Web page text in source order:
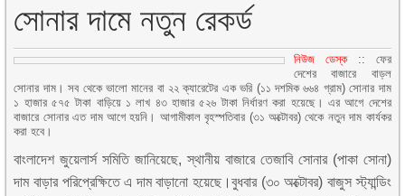
সোনার দামে নতুন রেকর্ড
নিউজ ডেস্ক :: ফের
দেশের বাজারে বাড়ল
সোনার দাম। সব থেকে ভালো মানের বা ২২ ক্যারেটের এক ভরি (১১ দশমিক ৬৬৪ গ্রাম) সোনার দাম
১ হাজার ৫৭৫ টাকা বাড়িয়ে ১ লাখ ৪৩ হাজার ৫২৬ টাকা নির্ধারণ করা হয়েছে। এর আগে দেশের
বাজারে সোনার এত দাম আগে হয়নি। আগামীকাল বৃহস্পতিবার (৩১ অক্টোবর) থেকে নতুন দাম কার্যকর
করা হবে।
বাংলাদেশ জুয়েলার্স সমিতি জানিয়েছে, স্থানীয় বাজারে তেজাবি সোনার (পাকা সোনা)
দাম বাড়ার পরিপ্রেক্ষিতে এ দাম বাড়ানো হয়েছে।বুধবার (৩০ অক্টোবর) বাজুস স্ট্যান্ডিং